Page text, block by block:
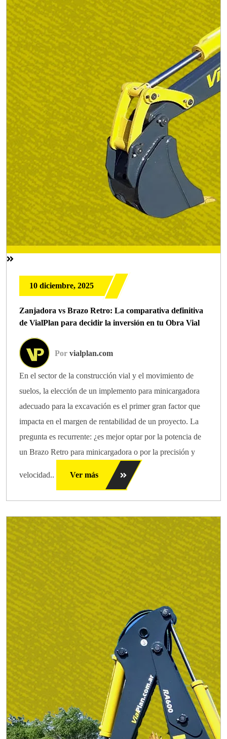
10 diciembre, 2025
Zanjadora vs Brazo Retro: La comparativa definitiva
de VialPlan para decidir la inversión en tu Obra Vial
Por vialplan.com
En el sector de la construcción vial y el movimiento de
suelos, la elección de un implemento para minicargadora
adecuado para la excavación es el primer gran factor que
impacta en el margen de rentabilidad de un proyecto. La
pregunta es recurrente: ¿es mejor optar por la potencia de
un Brazo Retro para minicargadora o por la precisión y
velocidad.. Ver más